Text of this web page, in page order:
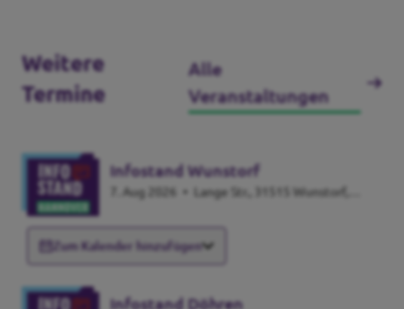
Weitere
Termine
Alle
Veranstaltungen
Infostand Wunstorf
7. Aug 2026 •
Zum Kalender hinzufügen
Infostand Döhren